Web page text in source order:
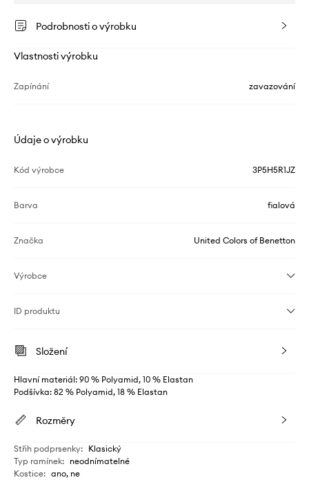
Podrobnosti o výrobku
Vlastnosti výrobku
Zapínání zavazování
Údaje o výrobku
Kód výrobce 3P5H5R1JZ
Barva fialová
Značka United Colors of Benetton
Výrobce
ID produktu
Složení
Hlavní materiál: 90 % Polyamid, 10 % Elastan
Podšívka: 82 % Polyamid, 18 % Elastan
Rozměry
Střih podprsenky: Klasický
Typ ramínek: neodnímatelné
Kostice: ano, ne